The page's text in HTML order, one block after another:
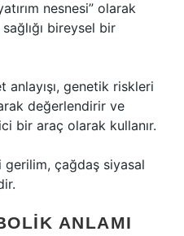
nesnesi” olarak
bireysel bir
anlayışı, genetik riskleri
değerlendirir ve
bir araç olarak kullanır.
gerilim, çağdaş siyasal
ANLAMI